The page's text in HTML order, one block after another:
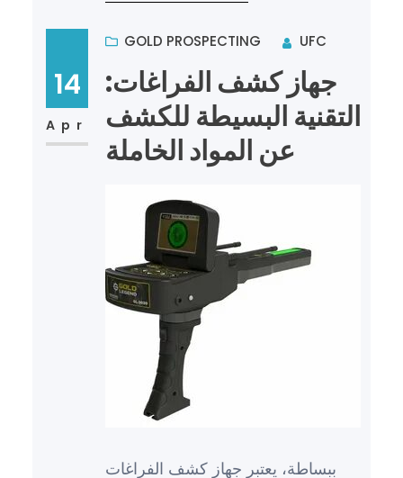
14
Apr
GOLD PROSPECTING UFC
جهاز كشف الفراغات:
التقنية البسيطة للكشف
عن المواد الخاملة
ببساطة، يعتبر جهاز كشف الفراغات